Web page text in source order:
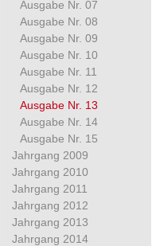
Ausgabe Nr. 07
Ausgabe Nr. 08
Ausgabe Nr. 09
Ausgabe Nr. 10
Ausgabe Nr. 11
Ausgabe Nr. 12
Ausgabe Nr. 13
Ausgabe Nr. 14
Ausgabe Nr. 15
Jahrgang 2009
Jahrgang 2010
Jahrgang 2011
Jahrgang 2012
Jahrgang 2013
Jahrgang 2014